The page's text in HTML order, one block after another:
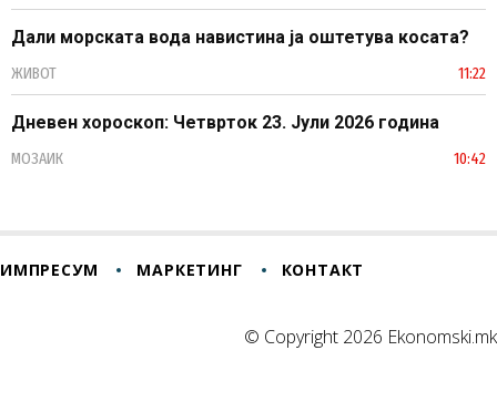
Дали морската вода навистина ја оштетува косата?
ЖИВОТ 11:22
Дневен хороскоп: Четврток 23. Јули 2026 година
МОЗАИК 10:42
ИМПРЕСУМ МАРКЕТИНГ КОНТАКТ
© Copyright 2026 Ekonomski.mk